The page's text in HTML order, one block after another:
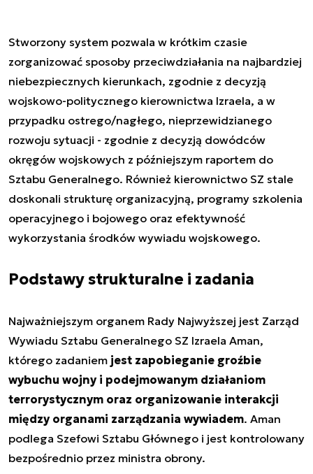
Stworzony system pozwala w krótkim czasie
zorganizować sposoby przeciwdziałania na najbardziej
niebezpiecznych kierunkach, zgodnie z decyzją
wojskowo-politycznego kierownictwa Izraela, a w
przypadku ostrego/nagłego, nieprzewidzianego
rozwoju sytuacji - zgodnie z decyzją dowódców
okręgów wojskowych z późniejszym raportem do
Sztabu Generalnego. Również kierownictwo SZ stale
doskonali strukturę organizacyjną, programy szkolenia
operacyjnego i bojowego oraz efektywność
wykorzystania środków wywiadu wojskowego.
Podstawy strukturalne i zadania
Najważniejszym organem Rady Najwyższej jest Zarząd
Wywiadu Sztabu Generalnego SZ Izraela Aman,
którego zadaniem jest zapobieganie groźbie
wybuchu wojny i podejmowanym działaniom
terrorystycznym oraz organizowanie interakcji
między organami zarządzania wywiadem. Aman
podlega Szefowi Sztabu Głównego i jest kontrolowany
bezpośrednio przez ministra obrony.